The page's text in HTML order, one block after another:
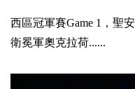
西區冠軍賽Game 1，聖
衛冕軍奧克拉荷......